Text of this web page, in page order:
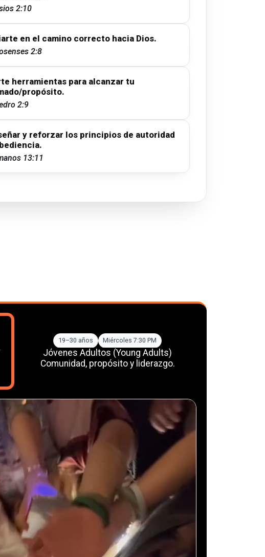
2:10
en el camino correcto hacia Dios.
2:8
herramientas para alcanzar tu
propósito.
2:9
y reforzar los principios de autoridad
13:11
19–30 años Miércoles 7:30 PM
Jóvenes Adultos (Young Adults)
Comunidad, propósito y liderazgo.